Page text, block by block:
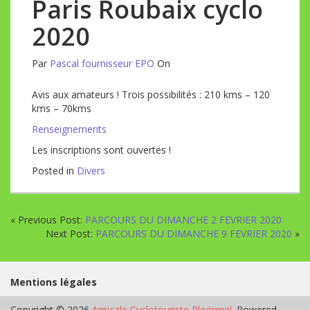
Paris Roubaix cyclo
2020
Par Pascal fournisseur EPO On
Avis aux amateurs ! Trois possibilités : 210 kms – 120
kms – 70kms
Renseignements
Les inscriptions sont ouvertes !
Posted in Divers
« Previous Post: PARCOURS DU DIMANCHE 2 FEVRIER 2020
Next Post: PARCOURS DU DIMANCHE 9 FEVRIER 2020 »
Mentions légales